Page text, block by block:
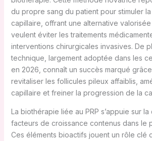
du propre sang du patient pour stimuler
capillaire, offrant une alternative
veulent éviter les traitements
interventions chirurgicales invasives. De
technique, largement adoptée dans les
en 2026, connaît un succès marqué
revitaliser les follicules pileux affaiblis,
capillaire et freiner la progression de la
La biothérapie liée au PRP s’appuie sur
facteurs de croissance contenus dans le
Ces éléments bioactifs jouent un rôle clé